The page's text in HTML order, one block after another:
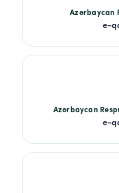
Azərbaycan
e-
Azərbaycan
e-